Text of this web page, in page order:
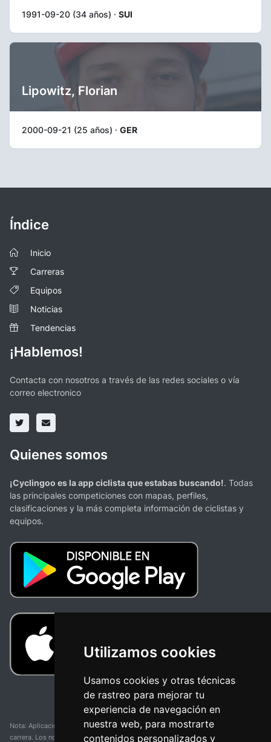
Utilizamos cookies
Usamos cookies y otras técnicas
de rastreo para mejorar tu
experiencia de navegación en
nuestra web, para mostrarte
contenidos personalizados y
1991-09-20 (34 años) · SUI
Lipowitz, Florian
2000-09-21 (25 años) · GER
Índice
Inicio
Carreras
Equipos
Noticias
Tendencias
¡Hablemos!
Contacta con nosotros a través de las redes sociales o vía
correo electronico
Quienes somos
¡Cyclingoo es la app ciclista que estabas buscando!. Todas
las principales competiciones con mapas, perfiles,
clasificaciones y la más completa información de ciclistas y
equipos.
Nota: Aplicación y web no oficial y no relacionada con ninguna organización o
carrera. Los nombres de equipos, competiciones, marcas comerciales y